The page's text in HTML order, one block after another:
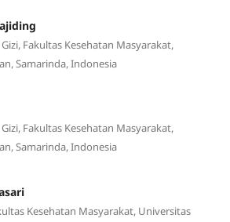
Fakultas Kesehatan Masyarakat,
Samarinda, Indonesia
Fakultas Kesehatan Masyarakat,
Samarinda, Indonesia
Kesehatan Masyarakat, Universitas